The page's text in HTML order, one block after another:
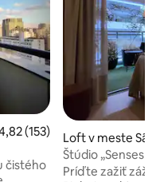
ohodnotenie 4,82 z
(153)
čistého
Loft v meste São
Štúdio „Senses
metra
Príďte zažiť